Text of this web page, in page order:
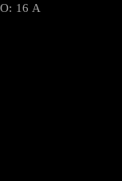
16 A